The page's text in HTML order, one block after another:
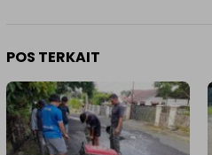
POS TERKAIT